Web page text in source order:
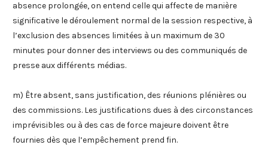
absence prolongée, on entend celle qui affecte de manière
significative le déroulement normal de la session respective, à
l’exclusion des absences limitées à un maximum de 30
minutes pour donner des interviews ou des communiqués de
presse aux différents médias.
m) Être absent, sans justification, des réunions plénières ou
des commissions. Les justifications dues à des circonstances
imprévisibles ou à des cas de force majeure doivent être
fournies dès que l’empêchement prend fin.